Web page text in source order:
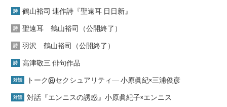
詩 鶴山裕司 連作詩『聖遠耳 日日新』
詩 聖遠耳 鶴山裕司（公開終了）
詩 羽沢 鶴山裕司（公開終了）
詩 高津敬三 俳句作品
対話 トーク@セクシュアリティ― 小原眞紀×三浦俊彦
対話 対話『エンニスの誘惑』小原眞紀子×エンニス